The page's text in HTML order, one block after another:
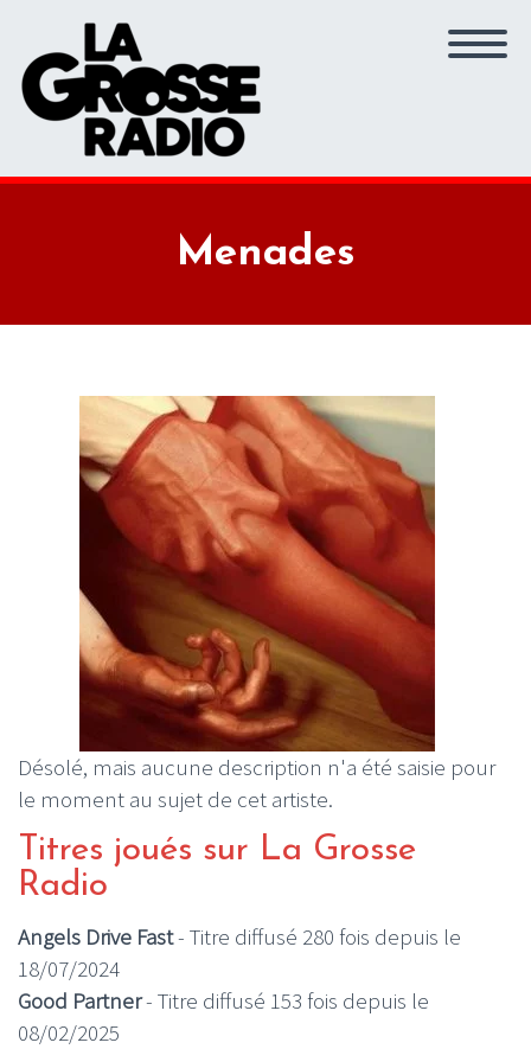
Menades
Désolé, mais aucune description n'a été saisie pour
le moment au sujet de cet artiste.
Titres joués sur La Grosse
Radio
Angels Drive Fast- Titre diffusé 280 fois depuis le
18/07/2024
Good Partner- Titre diffusé 153 fois depuis le
08/02/2025